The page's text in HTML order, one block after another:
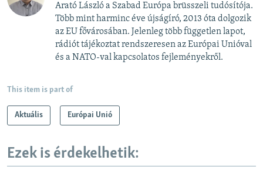
Arató László a Szabad Európa brüsszeli tudósítója.
Több mint harminc éve újságíró, 2013 óta dolgozik
az EU fővárosában. Jelenleg több független lapot,
rádiót tájékoztat rendszeresen az Európai Unióval
és a NATO-val kapcsolatos fejleményekről.
This item is part of
Aktuális Európai Unió
Ezek is érdekelhetik: